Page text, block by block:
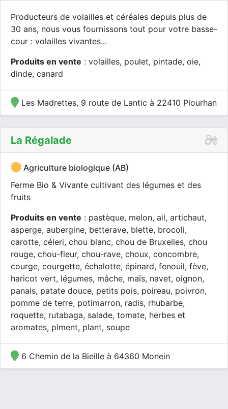
Producteurs de volailles et céréales depuis plus de
30 ans, nous vous fournissons tout pour votre basse-
cour : volailles vivantes...
Produits en vente : volailles, poulet, pintade, oie,
dinde, canard
Les Madrettes, 9 route de Lantic à 22410 Plourhan
La Régalade
Agriculture biologique (AB)
Ferme Bio & Vivante cultivant des légumes et des
fruits
Produits en vente : pastèque, melon, ail, artichaut,
asperge, aubergine, betterave, blette, brocoli,
carotte, céleri, chou blanc, chou de Bruxelles, chou
rouge, chou-fleur, chou-rave, choux, concombre,
courge, courgette, échalotte, épinard, fenouil, fève,
haricot vert, légumes, mâche, maïs, navet, oignon,
panais, patate douce, petits pois, poireau, poivron,
pomme de terre, potimarron, radis, rhubarbe,
roquette, rutabaga, salade, tomate, herbes et
aromates, piment, plant, soupe
6 Chemin de la Bieille à 64360 Monein